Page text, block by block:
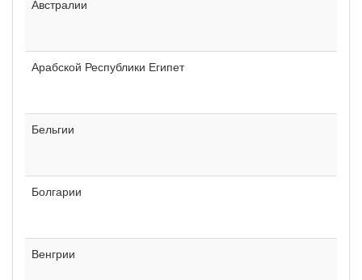
Австралии
Арабской Республики Египет
Бельгии
Болгарии
Венгрии